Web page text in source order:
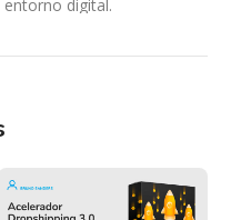
digital.
de comprar y
, o también puedes